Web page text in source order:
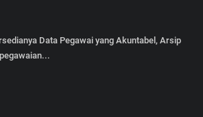
Data Pegawai yang Akuntabel, Arsip